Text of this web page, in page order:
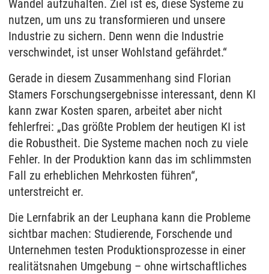
Wandel aufzuhalten. Ziel ist es, diese Systeme zu
nutzen, um uns zu transformieren und unsere
Industrie zu sichern. Denn wenn die Industrie
verschwindet, ist unser Wohlstand gefährdet.“
Gerade in diesem Zusammenhang sind Florian
Stamers Forschungsergebnisse interessant, denn KI
kann zwar Kosten sparen, arbeitet aber nicht
fehlerfrei: „Das größte Problem der heutigen KI ist
die Robustheit. Die Systeme machen noch zu viele
Fehler. In der Produktion kann das im schlimmsten
Fall zu erheblichen Mehrkosten führen“,
unterstreicht er.
Die Lernfabrik an der Leuphana kann die Probleme
sichtbar machen: Studierende, Forschende und
Unternehmen testen Produktionsprozesse in einer
realitätsnahen Umgebung – ohne wirtschaftliches